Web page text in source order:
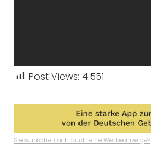
Post Views: 4.551
Sie wünschen sich auch eine Werbeanzeige?